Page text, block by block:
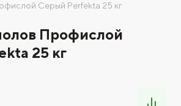
Серый Perfekta 25 кг
Профислой
25 кг